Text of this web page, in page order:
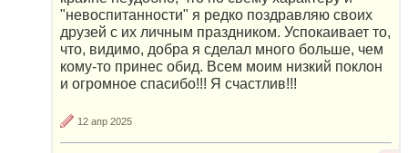
"невоспитанности" я редко поздравляю своих
друзей с их личным праздником. Успокаивает то,
что, видимо, добра я сделал много больше, чем
кому-то принес обид. Всем моим низкий поклон
и огромное спасибо!!! Я счастлив!!!
12 апр 2025